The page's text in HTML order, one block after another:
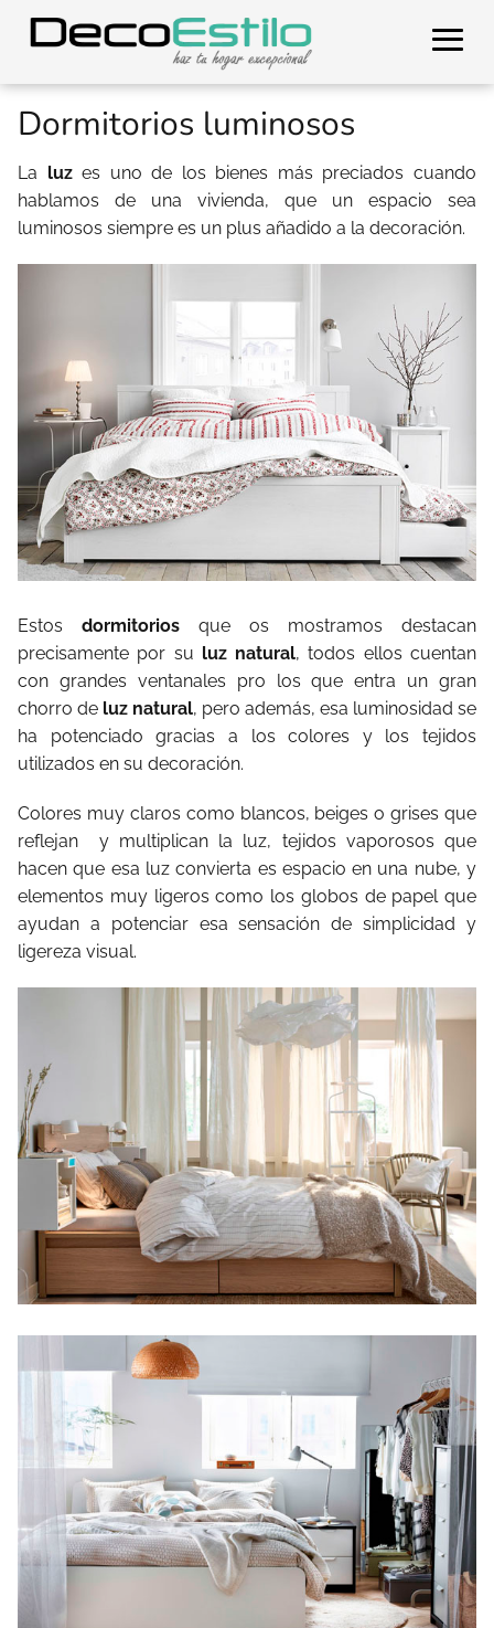
Dormitorios luminosos
La luzes uno de los bienes más preciados cuando
hablamos de una vivienda, que un espacio sea
luminosos siempre es un plus añadido a la decoración.
Estos dormitorios que os mostramos destacan
precisamente por su luz natural, todos ellos cuentan
con grandes ventanales pro los que entra un gran
chorro de luz natural, pero además, esa luminosidad se
ha potenciado gracias a los colores y los tejidos
utilizados en su decoración.
Colores muy claros como blancos, beiges o grises que
reflejan y multiplican la luz, tejidos vaporosos que
hacen que esa luz convierta es espacio en una nube, y
elementos muy ligeros como los globos de papel que
ayudan a potenciar esa sensación de simplicidad y
ligereza visual.